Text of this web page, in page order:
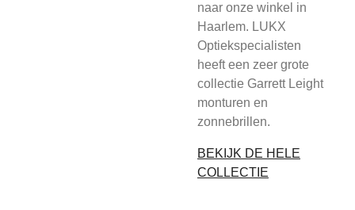
naar onze winkel in
Haarlem. LUKX
Optiekspecialisten
heeft een zeer grote
collectie Garrett Leight
monturen en
zonnebrillen.
BEKIJK DE HELE
COLLECTIE